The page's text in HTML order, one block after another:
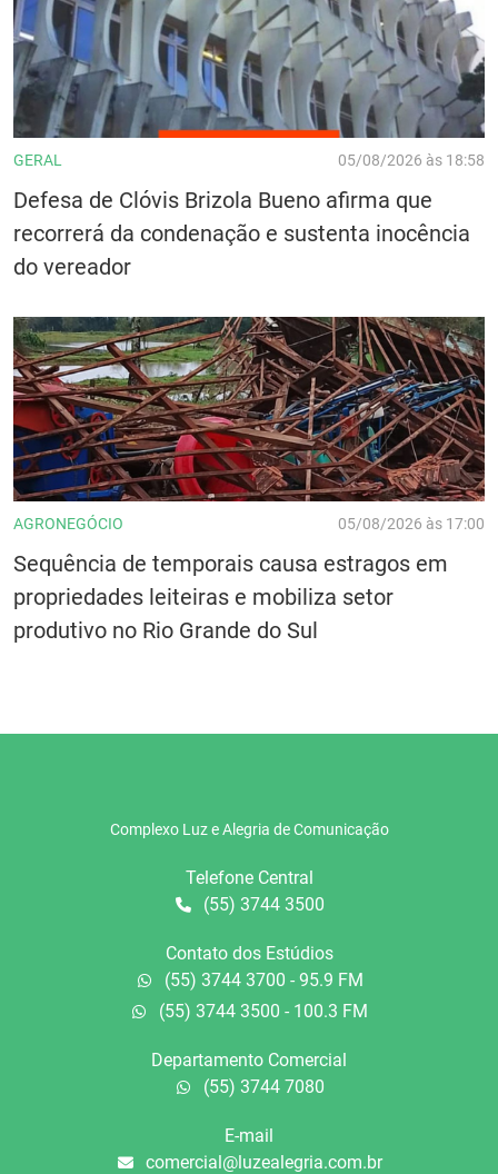
GERAL 05/08/2026 às 18:58
Defesa de Clóvis Brizola Bueno afirma que
recorrerá da condenação e sustenta inocência
do vereador
AGRONEGÓCIO 05/08/2026 às 17:00
Sequência de temporais causa estragos em
propriedades leiteiras e mobiliza setor
produtivo no Rio Grande do Sul
Complexo Luz e Alegria de Comunicação
Telefone Central
(55) 3744 3500
Contato dos Estúdios
(55) 3744 3700 - 95.9 FM
(55) 3744 3500 - 100.3 FM
Departamento Comercial
(55) 3744 7080
E-mail
comercial@luzealegria.com.br